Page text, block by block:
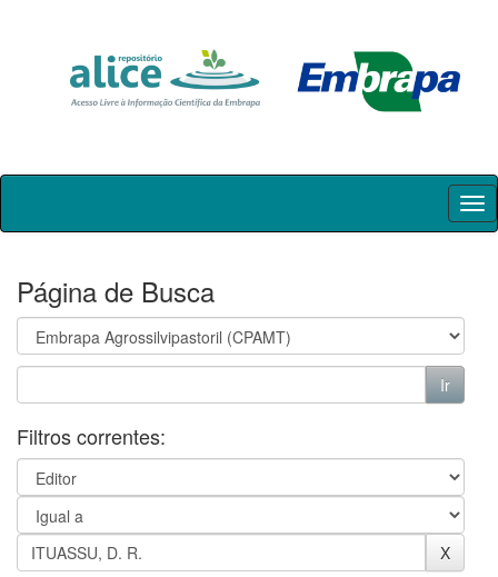
Skip
Página de Busca
Filtros correntes: